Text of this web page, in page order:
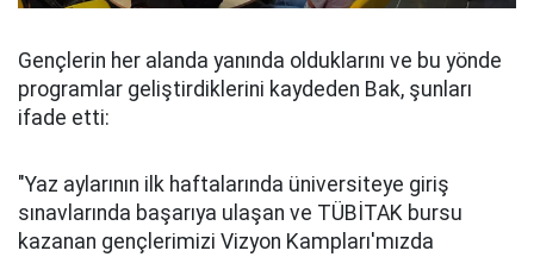
Gençlerin her alanda yanında olduklarını ve bu yönde
programlar geliştirdiklerini kaydeden Bak, şunları
ifade etti:
"Yaz aylarının ilk haftalarında üniversiteye giriş
sınavlarında başarıya ulaşan ve TÜBİTAK bursu
kazanan gençlerimizi Vizyon Kampları'mızda